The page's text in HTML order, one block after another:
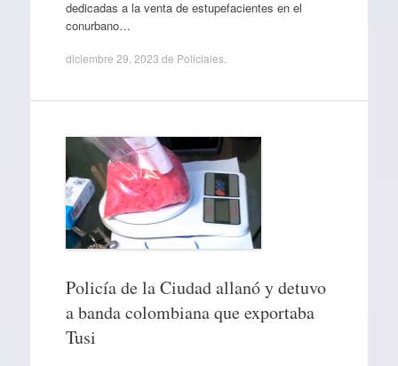
dedicadas a la venta de estupefacientes en el
conurbano…
diciembre 29, 2023 de Policiales.
Policía de la Ciudad allanó y detuvo
a banda colombiana que exportaba
Tusi